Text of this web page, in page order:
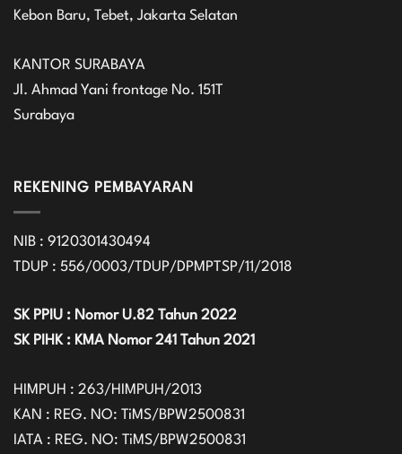
Kebon Baru, Tebet, Jakarta Selatan
KANTOR SURABAYA
Jl. Ahmad Yani frontage No. 151T
Surabaya
REKENING PEMBAYARAN
NIB : 9120301430494
TDUP : 556/0003/TDUP/DPMPTSP/11/2018
SK PPIU : Nomor U.82 Tahun 2022
SK PIHK : KMA Nomor 241 Tahun 2021
HIMPUH : 263/HIMPUH/2013
KAN : REG. NO: TiMS/BPW2500831
IATA : REG. NO: TiMS/BPW2500831